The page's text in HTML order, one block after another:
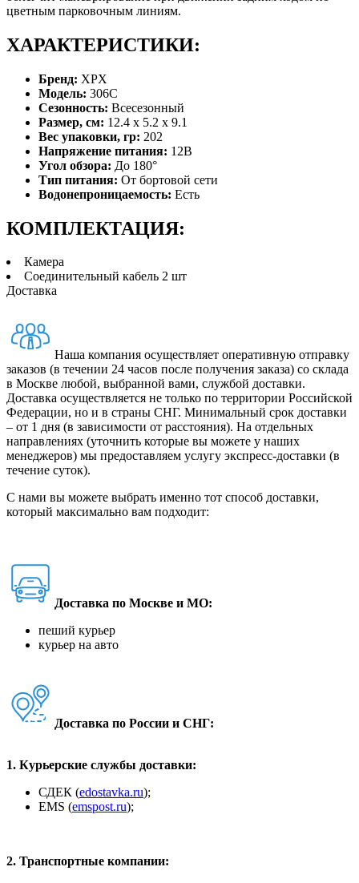
цветным парковочным линиям.
ХАРАКТЕРИСТИКИ:
Бренд: XPX
Модель: 306С
Сезонность: Всесезонный
Размер, см: 12.4 x 5.2 x 9.1
Вес упаковки, гр: 202
Напряжение питания: 12В
Угол обзора: До 180°
Тип питания: От бортовой сети
Водонепроницаемость: Есть
КОМПЛЕКТАЦИЯ:
Камера
Соединительный кабель 2 шт
Доставка
Наша компания осуществляет оперативную отправку
заказов (в течении 24 часов после получения заказа) со склада
в Москве любой, выбранной вами, службой доставки.
Доставка осуществляется не только по территории Российской
Федерации, но и в страны СНГ. Минимальный срок доставки
– от 1 дня (в зависимости от расстояния). На отдельных
направлениях (уточнить которые вы можете у наших
менеджеров) мы предоставляем услугу экспресс-доставки (в
течение суток).
С нами вы можете выбрать именно тот способ доставки,
который максимально вам подходит:
Доставка по Москве и МО:
пеший курьер
курьер на авто
Доставка по России и СНГ:
1. Курьерские службы доставки:
СДЕК (edostavka.ru);
ЕМS (emspost.ru);
2. Транспортные компании: